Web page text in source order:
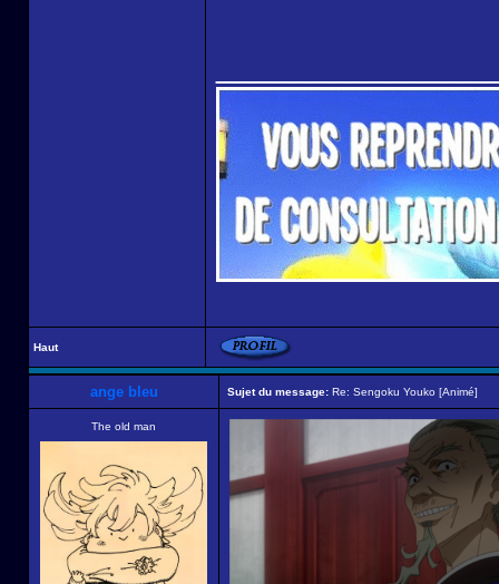
Haut
ange bleu Sujet du message: Re: Sengoku Youko [Animé]
The old man